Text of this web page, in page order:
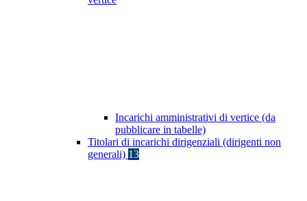
Incarichi amministrativi di vertice (da
pubblicare in tabelle)
Titolari di incarichi dirigenziali (dirigenti non
generali) 13